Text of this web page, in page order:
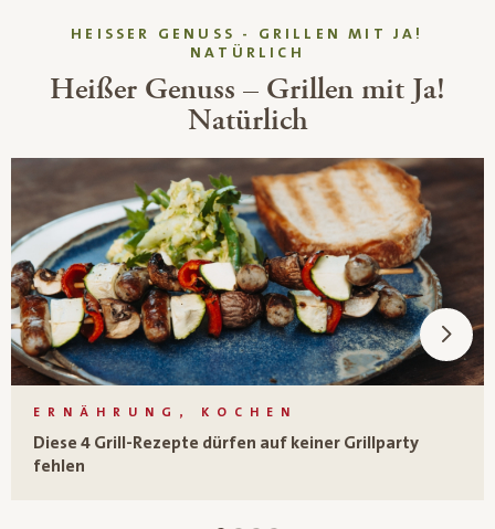
HEISSER GENUSS - GRILLEN MIT JA! N
ATÜRLICH
Heißer Genuss – Grillen mit Ja!
Natürlich
ERNÄHRUNG, KOCHEN
Diese 4 Grill-Rezepte dürfen auf keiner Grillparty
fehlen